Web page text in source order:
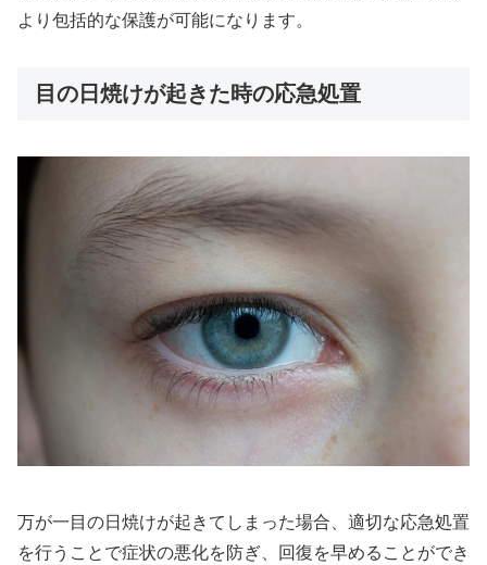
より包括的な保護が可能になります。
目の日焼けが起きた時の応急処置
万が一目の日焼けが起きてしまった場合、適切な応急処置
を行うことで症状の悪化を防ぎ、回復を早めることができ